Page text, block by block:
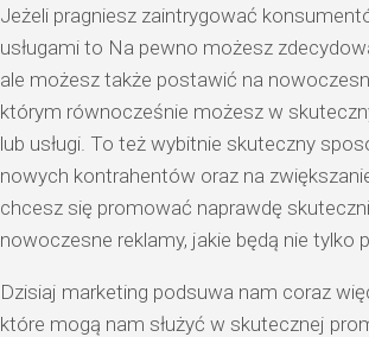
Jeżeli pragniesz zaintrygować
usługami to Na pewno możesz
ale możesz także postawić na
którym równocześnie możesz w
lub usługi. To też wybitnie skuteczny
nowych kontrahentów oraz na
chcesz się promować naprawdę
nowoczesne reklamy, jakie będą nie tylko
Dzisiaj marketing podsuwa nam coraz
które mogą nam służyć w skutecznej